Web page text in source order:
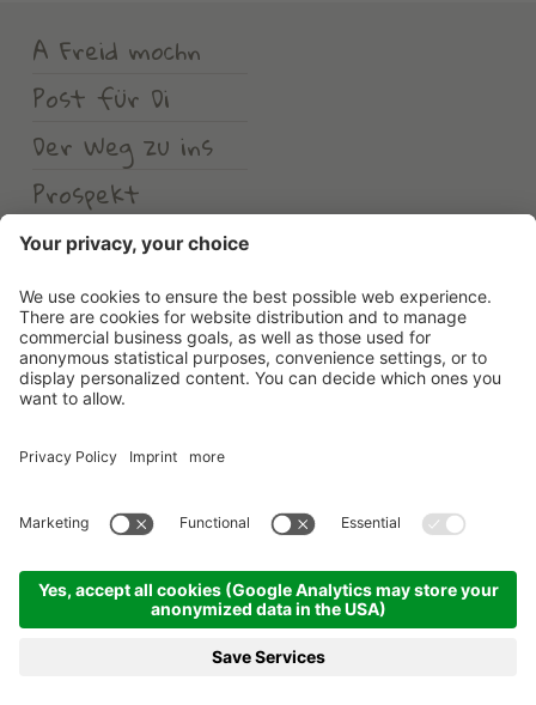
A Freid mochn
Post für Di
Der Weg zu ins
Prospekt
Wetter
Erlebnishotel Waltershof
©2026 Erlebnishotel Waltershof . MwSt-Nr. 00582900213 .
CIN: IT021104A1US82HDHD .
Datenschutzerklärung . Cookie Einstellungen